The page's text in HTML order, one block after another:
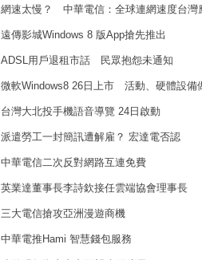
網速太慢？ 中華電信：全球連網速度台灣
遠傳影城Windows 8 版App搶先推出
ADSL用戶退租市話 民眾抱怨未通知
微軟Windows8 26日上市 活動、硬體設備
台灣大北投手機語音導覽 24日啟動
派遣勞工一封簡訊遭解雇？ 宏達電否認
中華電信二次反對網路互連免費
英業達董事長李詩欽接任雲端協會理事長
三大電信搶攻亞洲漫遊商機
中華電推Hami 智慧錢包服務